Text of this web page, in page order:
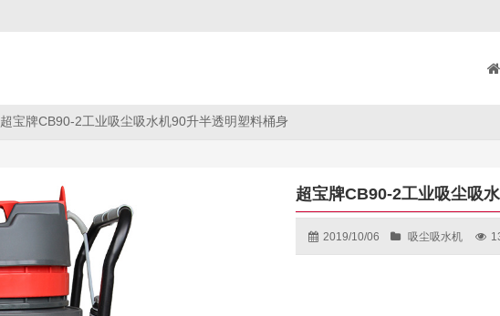
超宝牌CB90-2工业吸尘吸水机90升半透明塑料桶身
超宝牌CB90-2工业吸尘吸
2019/10/06 吸尘吸水机